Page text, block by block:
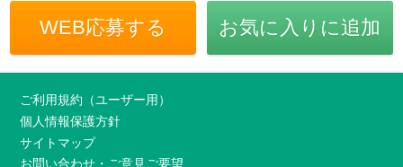
WEB応募する お気に入りに追加
ご利用規約（ユーザー用）
個人情報保護方針
サイトマップ
お問い合わせ・ご意見ご要望